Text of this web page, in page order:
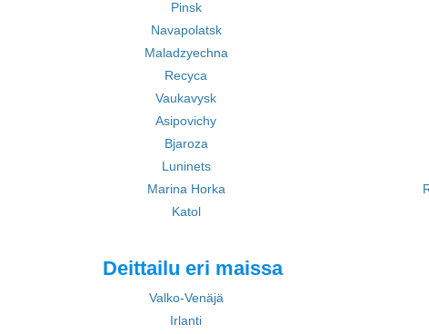
Pinsk
Navapolatsk
Maladzyechna
Recyca
Vaukavysk
Asipovichy
Bjaroza
Luninets
Marina Horka
Katol
Deittailu eri maissa
Valko-Venäjä
Irlanti